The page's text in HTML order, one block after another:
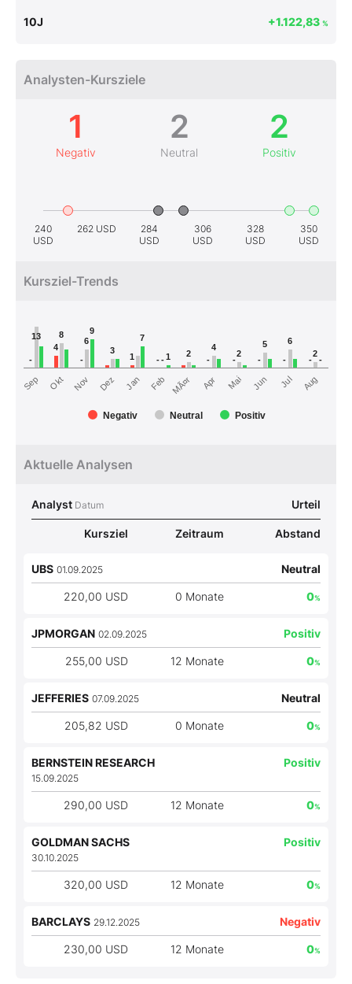
10J +1.122,83 %
Analysten-Kursziele
1
Negativ
2
Neutral
2
Positiv
240
USD
262 USD
284
USD
306
USD
328
USD
350
USD
Kursziel-Trends
-
4
-
1 - - - - - -
13 8
6
3
-
2
4
2
5
6
2
9
7
1 -
Negativ Neutral Positiv
Sep Okt Nov Dez Jan Feb MÃ¤r Apr Mai Jun Jul Aug
Aktuelle Analysen
Analyst Datum Urteil
Kursziel Zeitraum Abstand
UBS 01.09.2025 Neutral
220,00 USD 0 Monate 0%
JPMORGAN 02.09.2025 Positiv
255,00 USD 12 Monate 0%
JEFFERIES 07.09.2025 Neutral
205,82 USD 0 Monate 0%
BERNSTEIN RESEARCH
15.09.2025
Positiv
290,00 USD 12 Monate 0%
GOLDMAN SACHS
30.10.2025
Positiv
320,00 USD 12 Monate 0%
BARCLAYS 29.12.2025 Negativ
230,00 USD 12 Monate 0%